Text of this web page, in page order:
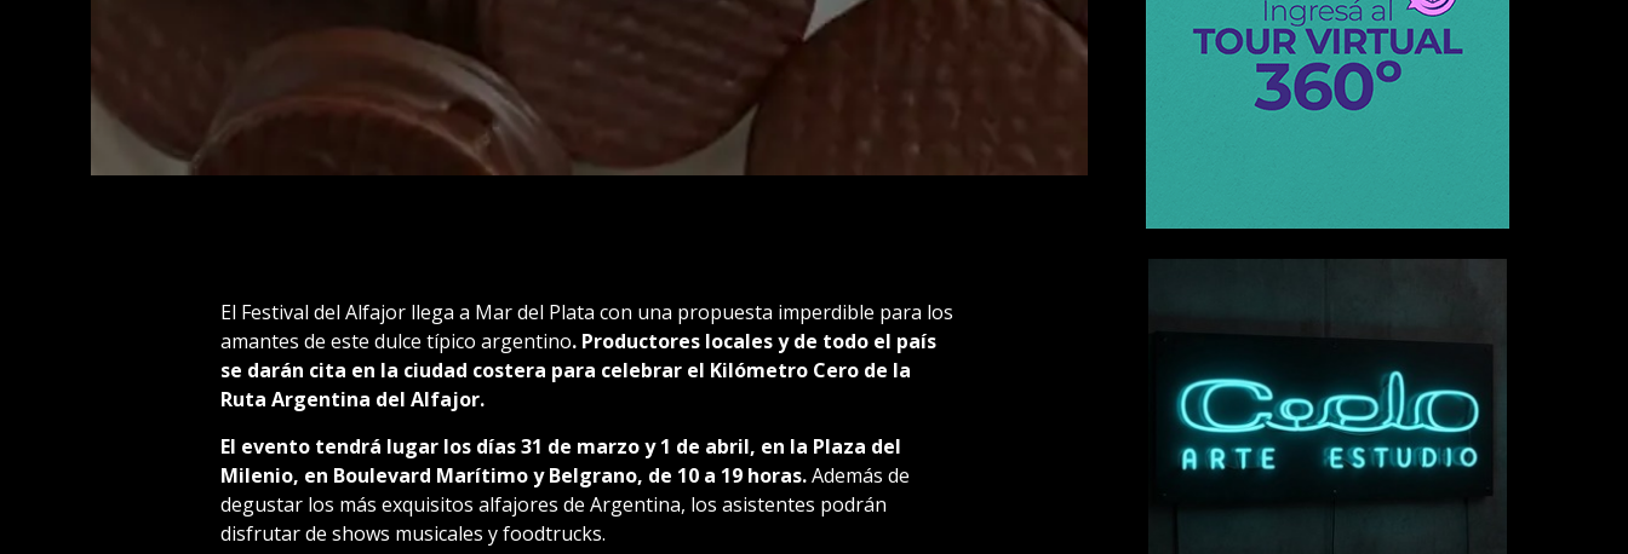
El Festival del Alfajor llega a Mar del Plata con una propuesta imperdible para los
amantes de este dulce típico argentino. Productores locales y de todo el país
se darán cita en la ciudad costera para celebrar el Kilómetro Cero de la
Ruta Argentina del Alfajor.
El evento tendrá lugar los días 31 de marzo y 1 de abril, en la Plaza del
Milenio, en Boulevard Marítimo y Belgrano, de 10 a 19 horas.Además de
degustar los más exquisitos alfajores de Argentina, los asistentes podrán
disfrutar de shows musicales y foodtrucks.